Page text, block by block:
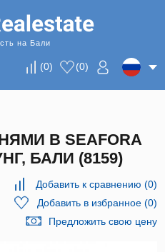
на Бали
(0) (0)
В SEAFORA
БАЛИ (8159)
Добавить к сравнению (0)
Добавить в избранное(0)
Предложить свою цену